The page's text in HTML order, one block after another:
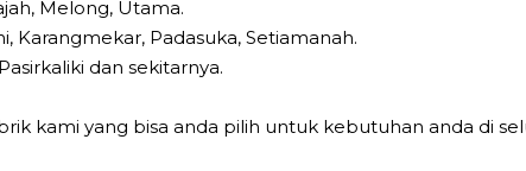
Melong, Utama.
Karangmekar, Padasuka, Setiamanah.
dan sekitarnya.
kami yang bisa anda pilih untuk kebutuhan anda di